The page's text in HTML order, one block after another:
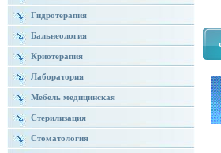
Гидротерапия
Бальнеология
Криотерапия
Лаборатория
Мебель медицинская
Стерилизация
Стоматология